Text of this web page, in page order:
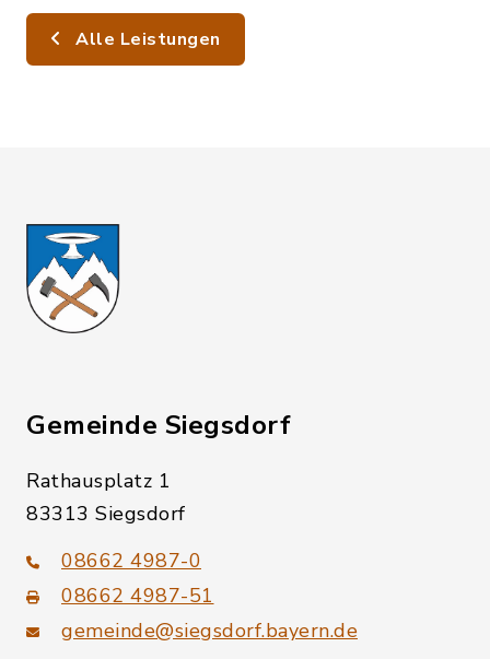
Alle Leistungen
Gemeinde Siegsdorf
Rathausplatz 1
83313 Siegsdorf
08662 4987-0
08662 4987-51
gemeinde@siegsdorf.bayern.de